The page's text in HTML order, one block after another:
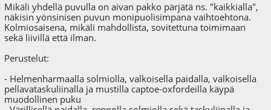
Mikäli yhdellä puvulla on aivan pakko pärjätä ns. "kaikkialla",
näkisin yönsinisen puvun monipuolisimpana vaihtoehtona.
Kolmiosaisena, mikäli mahdollista, sovitettuna toimimaan
sekä liivillä että ilman.
Perustelut:
- Helmenharmaalla solmiolla, valkoisella paidalla, valkoisella
pellavataskuliinalla ja mustilla captoe-oxfordeilla käypä
muodollinen puku